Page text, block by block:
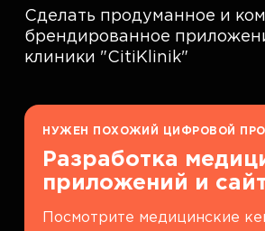
Сделать продуманное и
брендированное
клиники "CitiKlinik"
НУЖЕН ПОХОЖИЙ ЦИФРОВОЙ
Разработка
приложений и
Посмотрите медицинские